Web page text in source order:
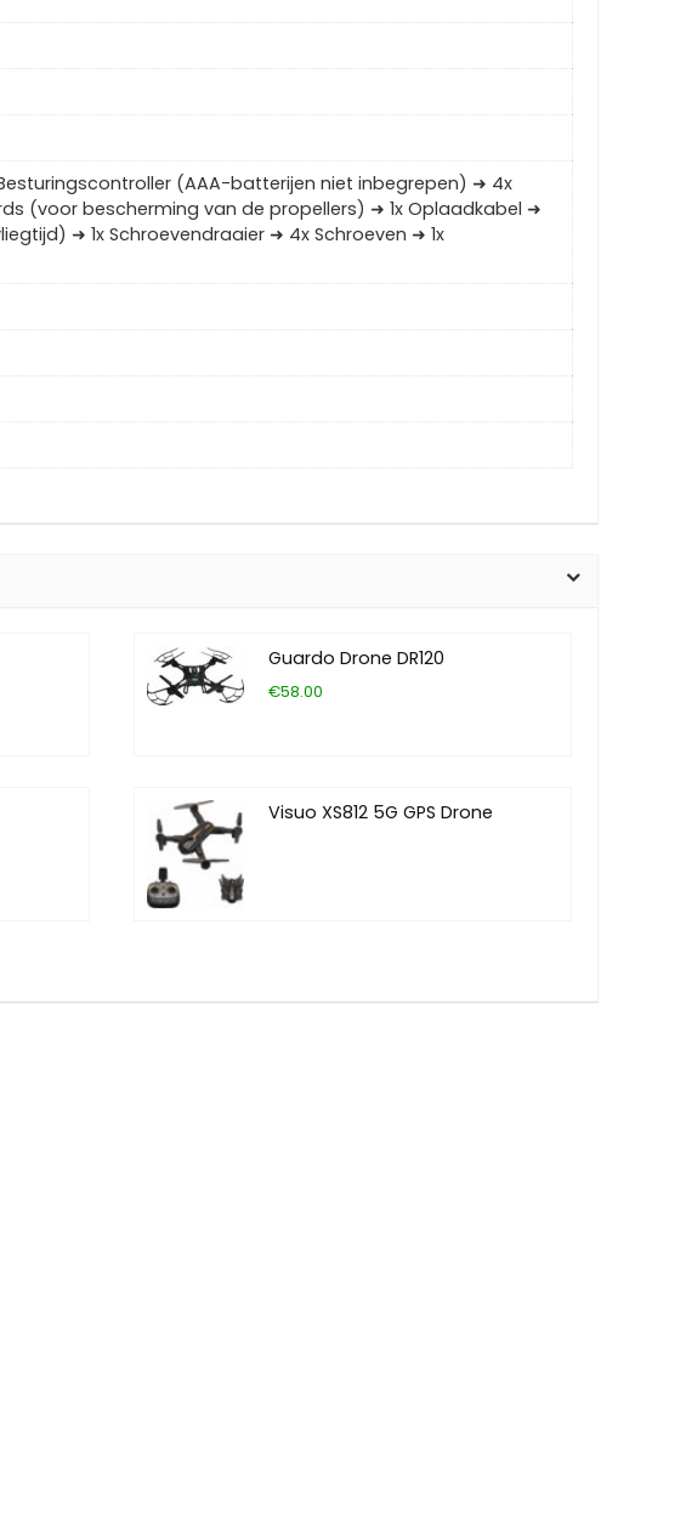
(AAA-batterijen niet inbegrepen) ➜ 4x
(voor bescherming van de propellers) ➜ 1x Oplaadkabel ➜
➜ 1x Schroevendraaier ➜ 4x Schroeven ➜ 1x
Guardo Drone DR120
€58.00
Visuo XS812 5G GPS Drone